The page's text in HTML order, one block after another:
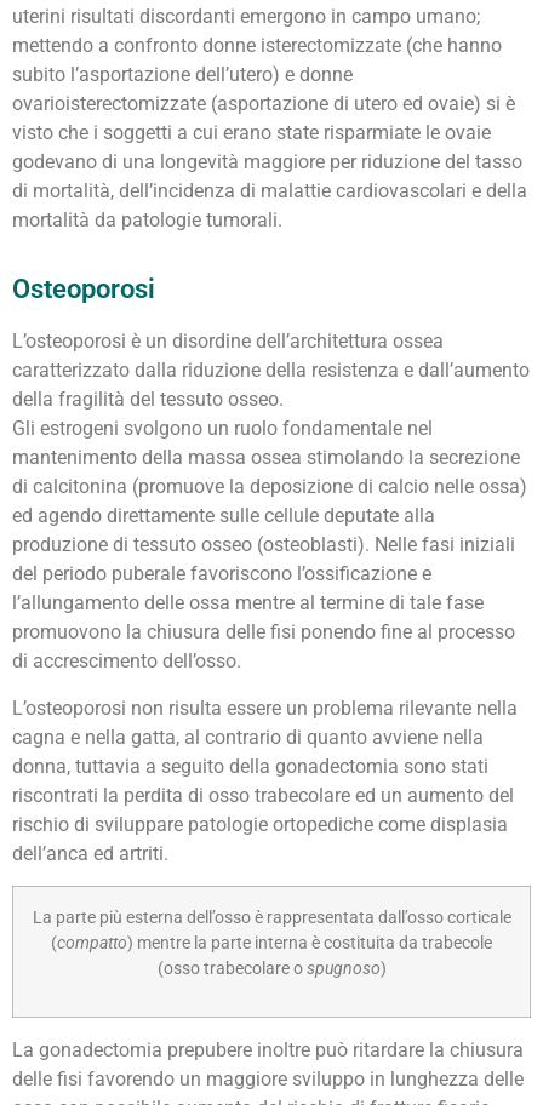
uterini risultati discordanti emergono in campo umano;
mettendo a confronto donne isterectomizzate (che hanno
subito l’asportazione dell’utero) e donne
ovarioisterectomizzate (asportazione di utero ed ovaie) si è
visto che i soggetti a cui erano state risparmiate le ovaie
godevano di una longevità maggiore per riduzione del tasso
di mortalità, dell’incidenza di malattie cardiovascolari e della
mortalità da patologie tumorali.
Osteoporosi
L’osteoporosi è un disordine dell’architettura ossea
caratterizzato dalla riduzione della resistenza e dall’aumento
della fragilità del tessuto osseo.
Gli estrogeni svolgono un ruolo fondamentale nel
mantenimento della massa ossea stimolando la secrezione
di calcitonina (promuove la deposizione di calcio nelle ossa)
ed agendo direttamente sulle cellule deputate alla
produzione di tessuto osseo (osteoblasti). Nelle fasi iniziali
del periodo puberale favoriscono l’ossificazione e
l’allungamento delle ossa mentre al termine di tale fase
promuovono la chiusura delle fisi ponendo fine al processo
di accrescimento dell’osso.
L’osteoporosi non risulta essere un problema rilevante nella
cagna e nella gatta, al contrario di quanto avviene nella
donna, tuttavia a seguito della gonadectomia sono stati
riscontrati la perdita di osso trabecolare ed un aumento del
rischio di sviluppare patologie ortopediche come displasia
dell’anca ed artriti.
La parte più esterna dell’osso è rappresentata dall’osso corticale
(compatto) mentre la parte interna è costituita da trabecole
(osso trabecolare ospugnoso)
La gonadectomia prepubere inoltre può ritardare la chiusura
delle fisi favorendo un maggiore sviluppo in lunghezza delle